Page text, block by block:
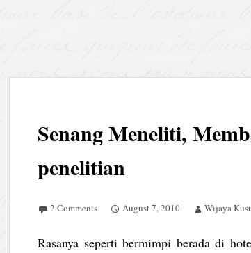
Senang Meneliti,
penelitian
2 Comments August 7, 2010 Wijaya
Rasanya seperti bermimpi berada di